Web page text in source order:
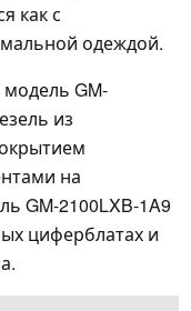
как с
одеждой.
GM-
из
на
GM-2100LXB-1A9
циферблатах и